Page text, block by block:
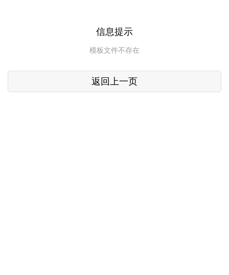
信息提示
模板文件不存在
返回上一页